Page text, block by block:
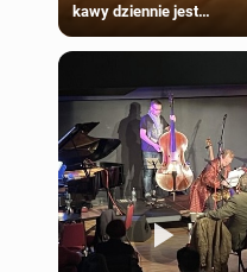
kawy dziennie jest
większości dorosłych